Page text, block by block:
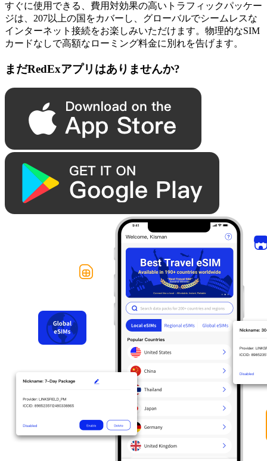
すぐに使用できる、費用対効果の高いトラフィックパッケー
ジは、207以上の国をカバーし、グローバルでシームレスな
インターネット接続をお楽しみいただけます。物理的なSIM
カードなしで高額なローミング料金に別れを告げます。
まだRedExアプリはありませんか?